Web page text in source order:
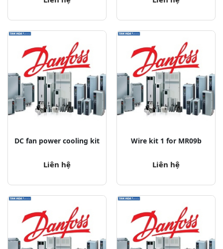
DC fan power cooling kit
Liên hệ
Wire kit 1 for MR09b
Liên hệ